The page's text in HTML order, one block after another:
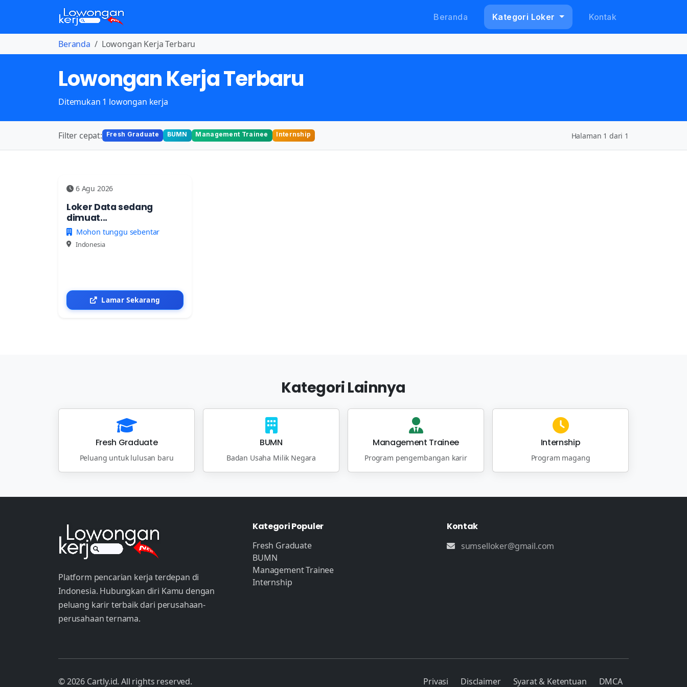
Beranda Kategori Loker Kontak
Beranda Lowongan Kerja Terbaru
Lowongan Kerja Terbaru
Ditemukan 1 lowongan kerja
Filter cepat: Fresh Graduate BUMN Management Trainee Internship Halaman 1 dari 1
6 Agu 2026
Loker Data sedang
dimuat...
Mohon tunggu sebentar
Indonesia
Lamar Sekarang
Kategori Lainnya
Fresh Graduate
Peluang untuk lulusan baru
BUMN
Badan Usaha Milik Negara
Management Trainee
Program pengembangan karir
Internship
Program magang
Platform pencarian kerja terdepan di
Indonesia. Hubungkan diri Kamu dengan
peluang karir terbaik dari perusahaan-
perusahaan ternama.
Kategori Populer
Fresh Graduate
BUMN
Management Trainee
Internship
Kontak
sumselloker@gmail.com
© 2026 Cartly.id. All rights reserved. Privasi Disclaimer Syarat & Ketentuan DMCA